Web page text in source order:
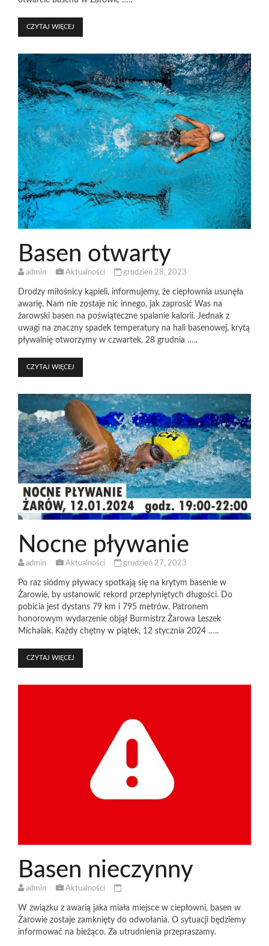
CZYTAJ WIĘCEJ
Basen otwarty
admin Aktualności grudzień 28, 2023
Drodzy miłośnicy kąpieli, informujemy, że ciepłownia usunęła
awarię. Nam nie zostaje nic innego, jak zaprosić Was na
żarowski basen na poświąteczne spalanie kalorii. Jednak z
uwagi na znaczny spadek temperatury na hali basenowej, krytą
pływalnię otworzymy w czwartek, 28 grudnia …..
CZYTAJ WIĘCEJ
Nocne pływanie
admin Aktualności grudzień 27, 2023
Po raz siódmy pływacy spotkają się na krytym basenie w
Żarowie, by ustanowić rekord przepłyniętych długości. Do
pobicia jest dystans 79 km i 795 metrów. Patronem
honorowym wydarzenie objął Burmistrz Żarowa Leszek
Michalak. Każdy chętny w piątek, 12 stycznia 2024 …..
CZYTAJ WIĘCEJ
Basen nieczynny
admin Aktualności
W związku z awarią jaka miała miejsce w ciepłowni, basen w
Żarowie zostaje zamknięty do odwołania. O sytuacji będziemy
informować na bieżąco. Za utrudnienia przepraszamy.